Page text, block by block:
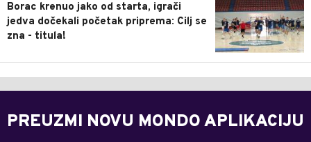
Borac krenuo jako od starta, igrači
jedva dočekali početak priprema: Cilj se
zna - titula!
PREUZMI NOVU MONDO APLIKACIJU